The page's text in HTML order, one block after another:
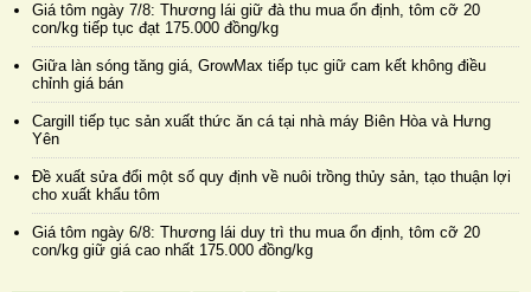
Giá tôm ngày 7/8: Thương lái giữ đà thu mua ổn định, tôm cỡ 20
con/kg tiếp tục đạt 175.000 đồng/kg
Giữa làn sóng tăng giá, GrowMax tiếp tục giữ cam kết không điều
chỉnh giá bán
Cargill tiếp tục sản xuất thức ăn cá tại nhà máy Biên Hòa và Hưng
Yên
Đề xuất sửa đổi một số quy định về nuôi trồng thủy sản, tạo thuận lợi
cho xuất khẩu tôm
Giá tôm ngày 6/8: Thương lái duy trì thu mua ổn định, tôm cỡ 20
con/kg giữ giá cao nhất 175.000 đồng/kg